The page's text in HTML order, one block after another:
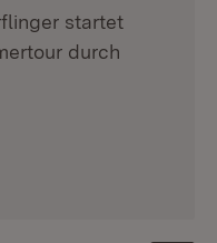
startet
durch